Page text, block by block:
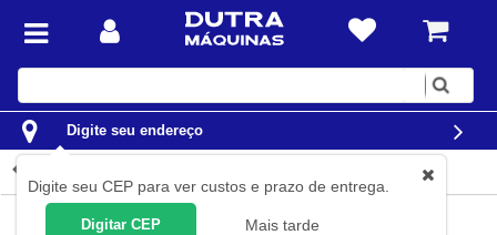
Digite
Digite seu endereço
Digite seu CEP para ver custos e prazo de entrega.
Digitar CEP Mais tarde
Compressores de Ar Compressores de Parafuso